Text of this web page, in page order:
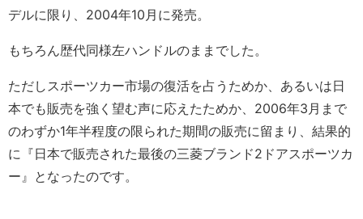
デルに限り、2004年10月に発売。
もちろん歴代同様左ハンドルのままでした。
ただしスポーツカー市場の復活を占うためか、あるいは日
本でも販売を強く望む声に応えたためか、2006年3月まで
のわずか1年半程度の限られた期間の販売に留まり、結果的
に『日本で販売された最後の三菱ブランド2ドアスポーツカ
ー』となったのです。